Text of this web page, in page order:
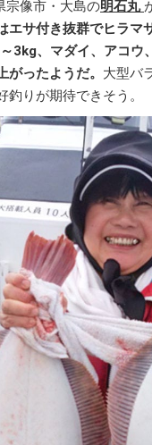
宗像市・大島の明石丸
エサ付き抜群でヒラマ
3kg、マダイ、アコウ
がったようだ。 大型バ
釣りが期待できそう。